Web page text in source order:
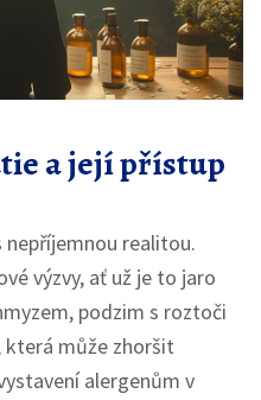
a její přístup
nepříjemnou realitou.
výzvy, ať už je to jaro
podzim s roztoči
která může zhoršit
alergenům v